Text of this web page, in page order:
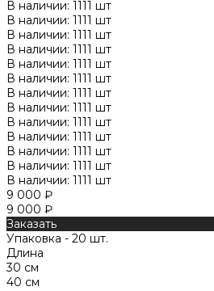
В наличии: 1111 шт
В наличии: 1111 шт
В наличии: 1111 шт
В наличии: 1111 шт
В наличии: 1111 шт
В наличии: 1111 шт
В наличии: 1111 шт
В наличии: 1111 шт
В наличии: 1111 шт
В наличии: 1111 шт
В наличии: 1111 шт
В наличии: 1111 шт
В наличии: 1111 шт
9 000 ₽
9 000 ₽
Заказать
Упаковка - 20 шт.
Длина
30 см
40 см